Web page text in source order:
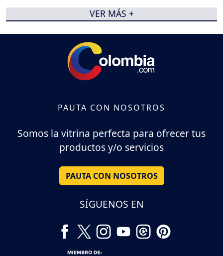
VER MÁS +
PAUTA CON NOSOTROS
Somos la vitrina perfecta para ofrecer tus
productos y/o servicios
PAUTA CON NOSOTROS
SÍGUENOS EN